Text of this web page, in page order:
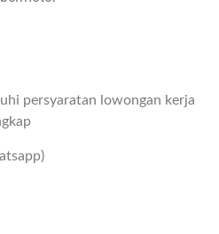
persyaratan lowongan kerja